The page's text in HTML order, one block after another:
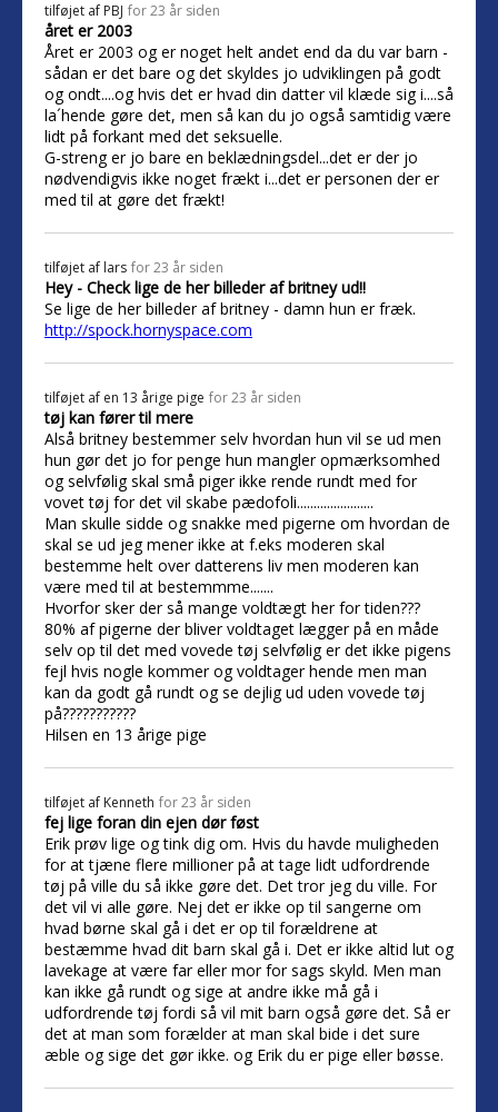
tilføjet af PBJ for 23 år siden
året er 2003
Året er 2003 og er noget helt andet end da du var barn -
sådan er det bare og det skyldes jo udviklingen på godt
og ondt....og hvis det er hvad din datter vil klæde sig i....så
la´hende gøre det, men så kan du jo også samtidig være
lidt på forkant med det seksuelle.
G-streng er jo bare en beklædningsdel...det er der jo
nødvendigvis ikke noget frækt i...det er personen der er
med til at gøre det frækt!
tilføjet af lars for 23 år siden
Hey - Check lige de her billeder af britney ud!!
Se lige de her billeder af britney - damn hun er fræk.
http://spock.hornyspace.com
tilføjet af en 13 årige pige for 23 år siden
tøj kan fører til mere
Alså britney bestemmer selv hvordan hun vil se ud men
hun gør det jo for penge hun mangler opmærksomhed
og selvfølig skal små piger ikke rende rundt med for
vovet tøj for det vil skabe pædofoli.......................
Man skulle sidde og snakke med pigerne om hvordan de
skal se ud jeg mener ikke at f.eks moderen skal
bestemme helt over datterens liv men moderen kan
være med til at bestemmme.......
Hvorfor sker der så mange voldtægt her for tiden???
80% af pigerne der bliver voldtaget lægger på en måde
selv op til det med vovede tøj selvfølig er det ikke pigens
fejl hvis nogle kommer og voldtager hende men man
kan da godt gå rundt og se dejlig ud uden vovede tøj
på???????????
Hilsen en 13 årige pige
tilføjet af Kenneth for 23 år siden
fej lige foran din ejen dør føst
Erik prøv lige og tink dig om. Hvis du havde muligheden
for at tjæne flere millioner på at tage lidt udfordrende
tøj på ville du så ikke gøre det. Det tror jeg du ville. For
det vil vi alle gøre. Nej det er ikke op til sangerne om
hvad børne skal gå i det er op til forældrene at
bestæmme hvad dit barn skal gå i. Det er ikke altid lut og
lavekage at være far eller mor for sags skyld. Men man
kan ikke gå rundt og sige at andre ikke må gå i
udfordrende tøj fordi så vil mit barn også gøre det. Så er
det at man som forælder at man skal bide i det sure
æble og sige det gør ikke. og Erik du er pige eller bøsse.